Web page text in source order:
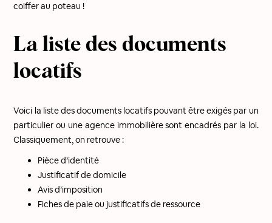
coiffer au poteau !
La liste des documents
locatifs
Voici la liste des documents locatifs pouvant être exigés par un
particulier ou une agence immobilière sont encadrés par la loi.
Classiquement, on retrouve :
Pièce d’identité
Justificatif de domicile
Avis d’imposition
Fiches de paie ou justificatifs de ressource